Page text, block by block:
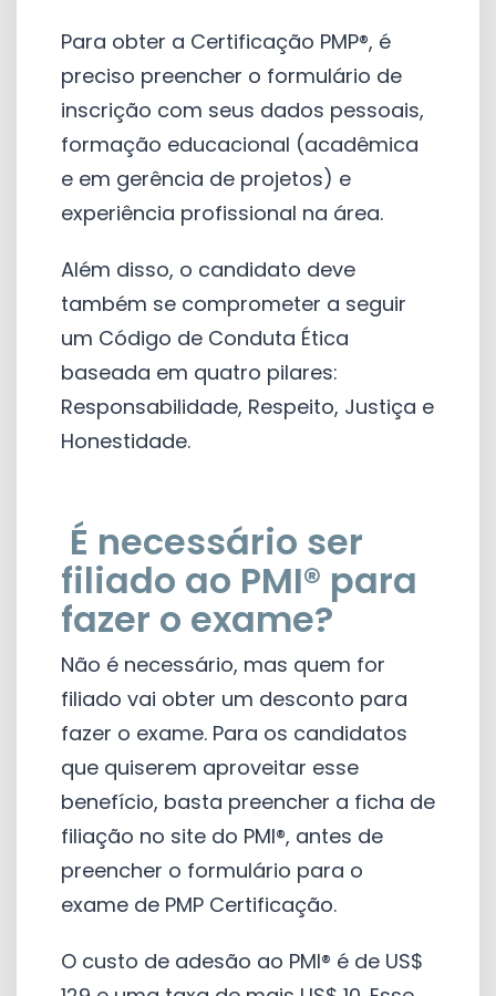
Para obter a Certificação PMP®, é
preciso preencher o formulário de
inscrição com seus dados pessoais,
formação educacional (acadêmica
e em gerência de projetos) e
experiência profissional na área.
Além disso, o candidato deve
também se comprometer a seguir
um Código de Conduta Ética
baseada em quatro pilares:
Responsabilidade, Respeito, Justiça e
Honestidade.
É necessário ser
filiado ao PMI® para
fazer o exame?
Não é necessário, mas quem for
filiado vai obter um desconto para
fazer o exame. Para os candidatos
que quiserem aproveitar esse
benefício, basta preencher a ficha de
filiação no site do PMI®, antes de
preencher o formulário para o
exame de PMP Certificação.
O custo de adesão ao PMI® é de US$